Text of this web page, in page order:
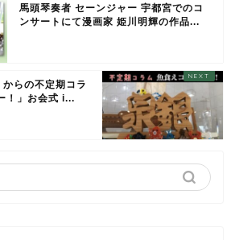
馬頭琴奏者 セーンジャー 宇都宮でのコ
ンサートにて漫画家 姫川明輝の作品...
らの不定期コラ
！」お会式 i...